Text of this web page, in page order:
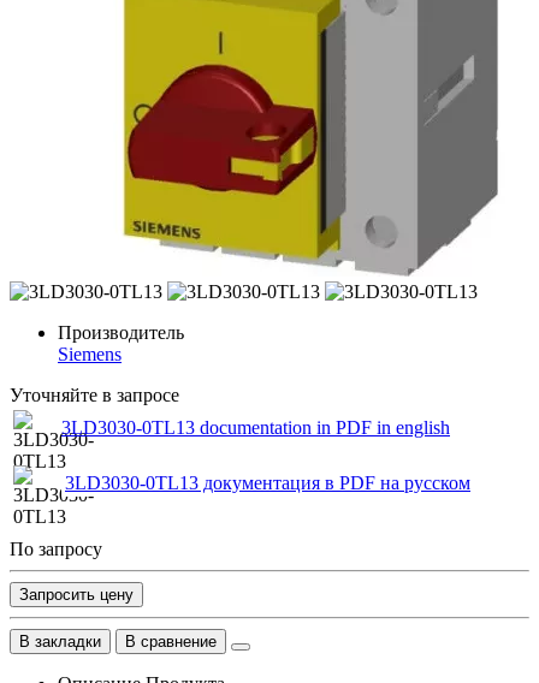
Производитель
Siemens
Уточняйте в запросе
3LD3030-0TL13 documentation in PDF in english
3LD3030-0TL13 документация в PDF на русском
По запросу
Запросить цену
В закладки В сравнение